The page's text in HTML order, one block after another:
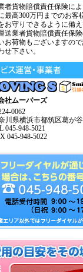
者貨物賠償責任保険に
最高300万円までのお客
お守りできるように備
送業者貨物賠償責任保
お荷物もございますの
せ下さい。
社ムーバーズ
0062
川県横浜市都筑区葛が
045-948-5021
045-948-5022